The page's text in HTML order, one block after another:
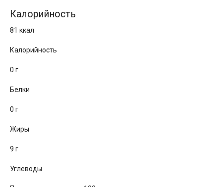
Калорийность
81 ккал
Калорийность
0 г
Белки
0 г
Жиры
9 г
Углеводы